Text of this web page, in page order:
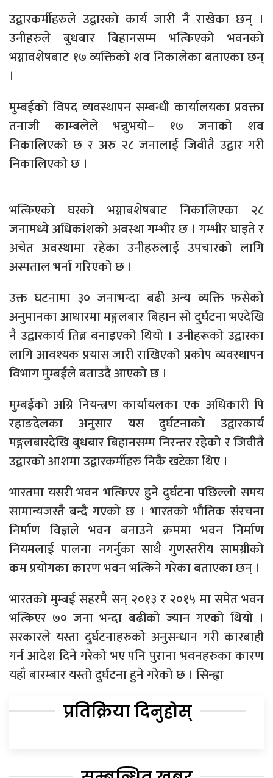
उद्वारकर्मीहरुले उद्वारको कार्य जारी नै राखेका छन् ।
उनीहरुले बुधबार बिहानसम्म भत्किएको भवनको
भग्नावशेषबाट १७ व्यक्तिको शव निकालेका बताएका छन्
।
मुम्बईको विपद व्यवस्थापन सम्बन्धी कार्यालयका प्रवक्ता
तनाजी काम्बलेले भन्नुभयो– १७ जनाको शव
निकालिएको छ र अरु २८ जनालाई जिवीतै उद्वार गरी
निकालिएको छ ।
भत्किएको घरको भग्नाबशेषबाट निकालिएका २८
जनामध्ये अधिकांशको अवस्था गम्भीर छ । गम्भीर घाइते र
अचेत अवस्थामा रहेका उनीहरुलाई उपचारको लागि
अस्पताल भर्ना गरिएको छ ।
उक्त घटनामा ३० जनाभन्दा बढी अन्य व्यक्ति फसेको
अनुमानका आधारमा मङ्गलबार बिहान सो दुर्घटना भएदेखि
नै उद्वारकार्य तिब्र बनाइएको थियो । उनीहरूको उद्वारका
लागि आवश्यक प्रयास जारी राखिएको प्रकोप व्यवस्थापन
विभाग मुम्बईले बताउदै आएको छ ।
मुम्बईको अग्नि नियन्त्रण कार्यायलका एक अधिकारी पि
रहाङदेलका अनुसार यस दुर्घटनाको उद्वारकार्य
मङ्गलबारदेखि बुधबार बिहानसम्म निरन्तर रहेको र जिवीतै
उद्वारको आशमा उद्वारकर्मीहरु निकै खटेका थिए ।
भारतमा यसरी भवन भत्किएर हुने दुर्घटना पछिल्लो समय
सामान्यजस्तै बन्दै गएको छ । भारतको भौतिक संरचना
निर्माण विज्ञले भवन बनाउने क्रममा भवन निर्माण
नियमलाई पालना नगर्नुका साथै गुणस्तरीय सामग्रीको
कम प्रयोगका कारण भवन भत्किने गरेका बताएका छन् ।
भारतको मुम्बई सहरमै सन् २०१३ र २०१५ मा समेत भवन
भत्किएर ७० जना भन्दा बढीको ज्यान गएको थियो ।
सरकारले यस्ता दुर्घटनाहरुको अनुसन्धान गरी कारबाही
गर्न आदेश दिने गरेको भए पनि पुराना भवनहरुका कारण
यहाँ बारम्बार यस्तो दुर्घटना हुने गरेको छ । सिन्ह्वा
प्रतिक्रिया दिनुहोस्